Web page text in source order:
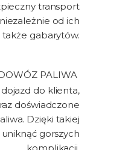
transport
od ich
także gabarytów.
PALIWA
do klienta,
doświadczone
Dzięki takiej
gorszych